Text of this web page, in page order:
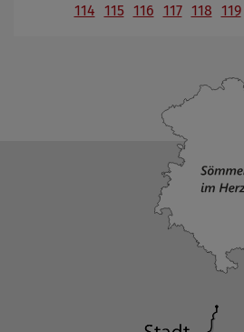
114 115 116 117 118 119